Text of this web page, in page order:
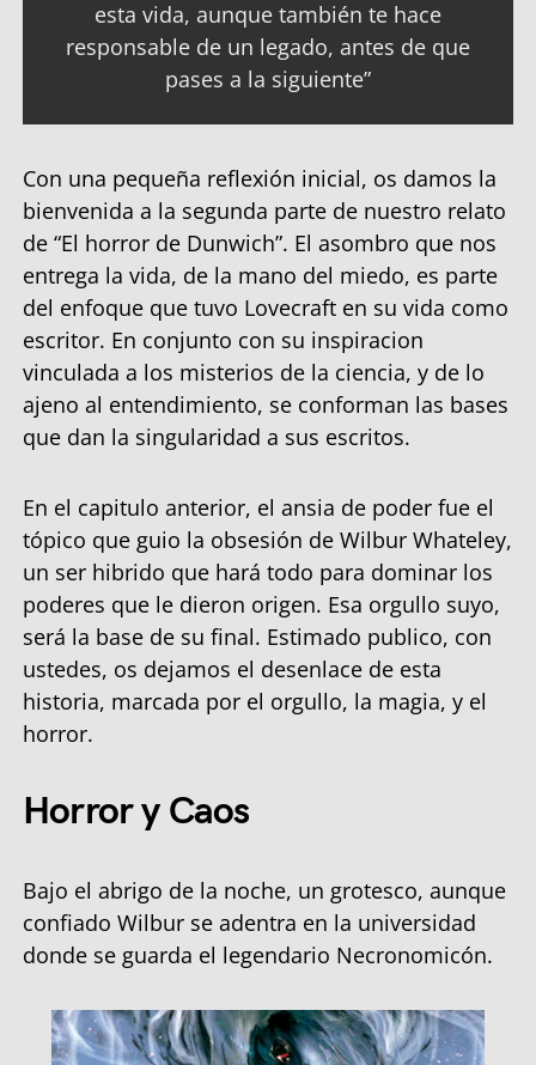
esta vida, aunque también te hace
responsable de un legado, antes de que
pases a la siguiente”
Con una pequeña reflexión inicial, os damos la
bienvenida a la segunda parte de nuestro relato
de “El horror de Dunwich”. El asombro que nos
entrega la vida, de la mano del miedo, es parte
del enfoque que tuvo Lovecraft en su vida como
escritor. En conjunto con su inspiracion
vinculada a los misterios de la ciencia, y de lo
ajeno al entendimiento, se conforman las bases
que dan la singularidad a sus escritos.
En el capitulo anterior, el ansia de poder fue el
tópico que guio la obsesión de Wilbur Whateley,
un ser hibrido que hará todo para dominar los
poderes que le dieron origen. Esa orgullo suyo,
será la base de su final. Estimado publico, con
ustedes, os dejamos el desenlace de esta
historia, marcada por el orgullo, la magia, y el
horror.
Horror y Caos
Bajo el abrigo de la noche, un grotesco, aunque
confiado Wilbur se adentra en la universidad
donde se guarda el legendario Necronomicón.